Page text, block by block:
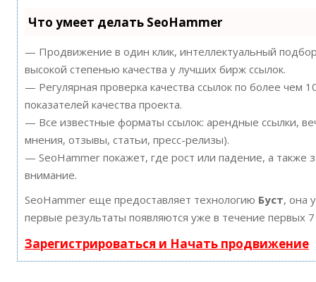
Что умеет делать SeoHammer
— Продвижение в один клик, интеллектуальный
высокой степенью качества у лучших бирж ссылок.
— Регулярная проверка качества ссылок по более чем
показателей качества проекта.
— Все известные форматы ссылок: арендные ссылки,
мнения, отзывы, статьи, пресс-релизы).
— SeoHammer покажет, где рост или падение, а также
внимание.
SeoHammer еще предоставляет технологию Буст, она
первые результаты появляются уже в течение первых
Зарегистрироваться и Начать продвижение